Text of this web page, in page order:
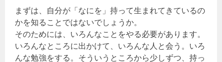
まずは、自分が「なにを」持って生まれてきているの
かを知ることではないでしょうか。
そのためには、いろんなことをやる必要があります。
いろんなところに出かけて、いろんな人と会う。いろ
んな勉強をする。そういうところから少しずつ、持っ